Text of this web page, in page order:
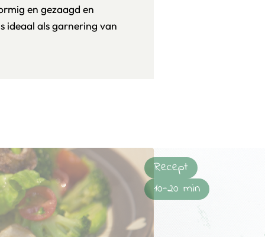
en gezaagd en
ideaal als garnering van
Recept
10-20 min